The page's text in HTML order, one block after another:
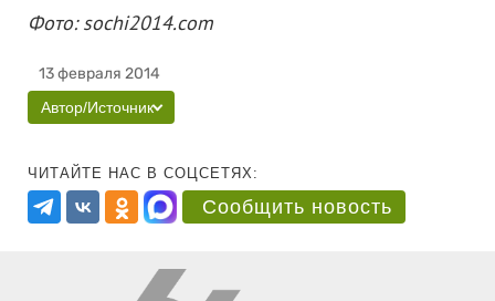
Фото: sochi2014.com
13 февраля 2014
Автор/Источник
ЧИТАЙТЕ НАС В СОЦСЕТЯХ:
Сообщить новость